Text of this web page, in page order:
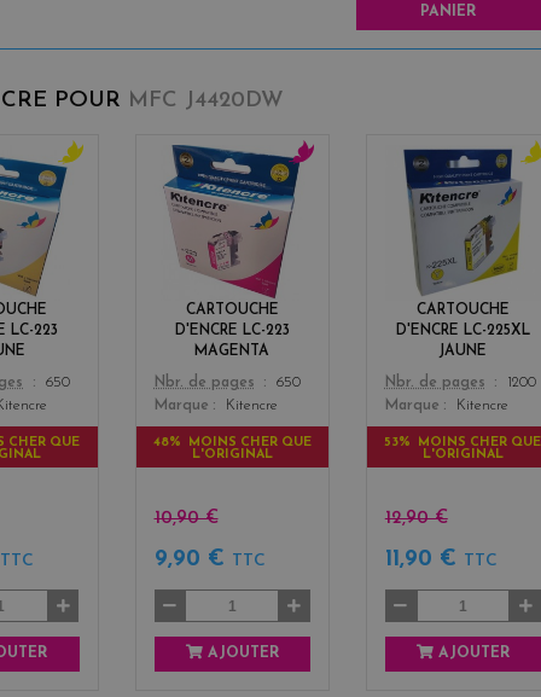
PANIER
POUR MFC J4420DW
LC-223
y
e
650
CHER QUE
TTC
CARTOUCHE
D'ENCRE LC-223
MAGENTA
Color
m
a
g
Nbr. de pages
650
Marque
Kitencre
48% MOINS CHER QUE
L'ORIGINAL
10,90 €
9,90 € TTC
AJOUTER
CARTOUCHE
D'ENCRE LC-225XL
JAUNE
Color
y
l
Nbr. de pages
1200
Marque
Kitencre
53% MOINS CHER QUE
L'ORIGINAL
12,90 €
11,90 € TTC
AJOUTER